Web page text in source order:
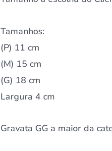
Tamanhos:
(P) 11 cm
(M) 15 cm
(G) 18 cm
Largura 4 cm
Gravata GG a maior da